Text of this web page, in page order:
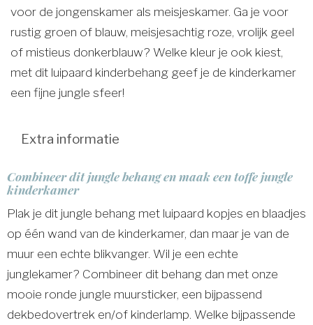
voor de jongenskamer als meisjeskamer. Ga je voor
rustig groen of blauw, meisjesachtig roze, vrolijk geel
of mistieus donkerblauw? Welke kleur je ook kiest,
met dit luipaard kinderbehang geef je de kinderkamer
een fijne jungle sfeer!
Extra informatie
Combineer dit jungle behang en maak een toffe jungle
kinderkamer
Plak je dit jungle behang met luipaard kopjes en blaadjes
op één wand van de kinderkamer, dan maar je van de
muur een echte blikvanger. Wil je een echte
junglekamer? Combineer dit behang dan met onze
mooie ronde jungle muursticker, een bijpassend
dekbedovertrek en/of kinderlamp. Welke bijpassende